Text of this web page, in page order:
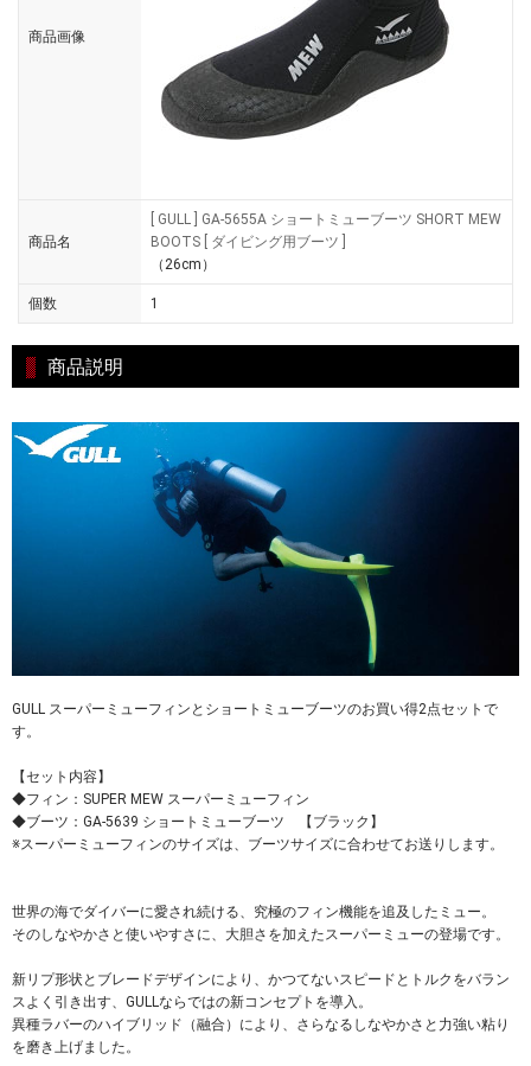
商品画像
商品名
[ GULL ] GA-5655A ショートミューブーツ SHORT MEW
BOOTS [ ダイビング用ブーツ ]
（26cm）
個数 1
商品説明
GULL スーパーミューフィンとショートミューブーツのお買い得2点セットで
す。
【セット内容】
◆フィン：SUPER MEW スーパーミューフィン
◆ブーツ：GA-5639 ショートミューブーツ 【ブラック】
※スーパーミューフィンのサイズは、ブーツサイズに合わせてお送りします。
世界の海でダイバーに愛され続ける、究極のフィン機能を追及したミュー。
そのしなやかさと使いやすさに、大胆さを加えたスーパーミューの登場です。
新リプ形状とブレードデザインにより、かつてないスピードとトルクをバラン
スよく引き出す、GULLならではの新コンセプトを導入。
異種ラバーのハイブリッド（融合）により、さらなるしなやかさと力強い粘り
を磨き上げました。